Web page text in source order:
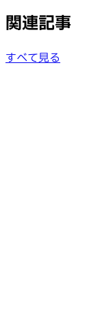
関連記事
すべて見る